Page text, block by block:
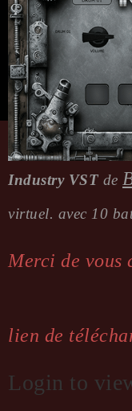
Industry VST de
virtuel. avec 10
Merci de vous
lien de
Login to